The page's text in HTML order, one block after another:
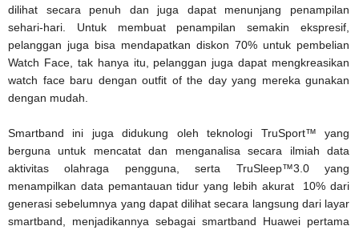
dilihat secara penuh dan juga dapat menunjang penampilan
sehari-hari. Untuk membuat penampilan semakin ekspresif,
pelanggan juga bisa mendapatkan diskon 70% untuk pembelian
Watch Face, tak hanya itu, pelanggan juga dapat mengkreasikan
watch face baru dengan outfit of the day yang mereka gunakan
dengan mudah.
Smartband ini juga didukung oleh teknologi TruSport™ yang
berguna untuk mencatat dan menganalisa secara ilmiah data
aktivitas olahraga pengguna, serta TruSleep™3.0 yang
menampilkan data pemantauan tidur yang lebih akurat 10% dari
generasi sebelumnya yang dapat dilihat secara langsung dari layar
smartband, menjadikannya sebagai smartband Huawei pertama